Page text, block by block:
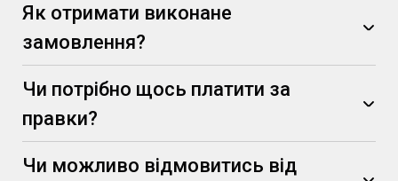
Як отримати виконане
замовлення?
Чи потрібно щось платити за
правки?
Чи можливо відмовитись від